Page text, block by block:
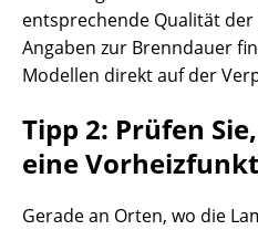
entsprechende Qualität
Angaben zur Brenndauer
Modellen direkt auf der
Tipp 2: Prüfen
eine
Gerade an Orten, wo die